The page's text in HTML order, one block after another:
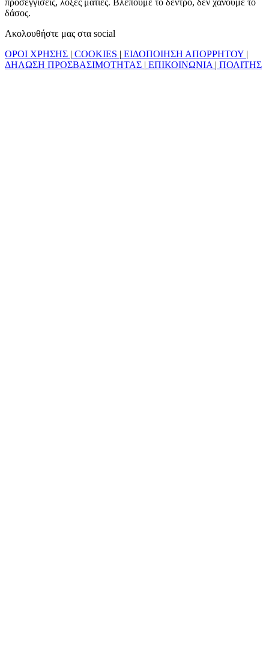
δάσος.
Ακολουθήστε μας στα social
ΟΡΟΙ ΧΡΗΣΗΣ | COOKIES | ΕΙΔΟΠΟΙΗΣΗ ΑΠΟΡΡΗΤΟΥ |
ΔΗΛΩΣΗ ΠΡΟΣΒΑΣΙΜΟΤΗΤΑΣ | ΕΠΙΚΟΙΝΩΝΙΑ | ΠΟΛΙΤΗΣ